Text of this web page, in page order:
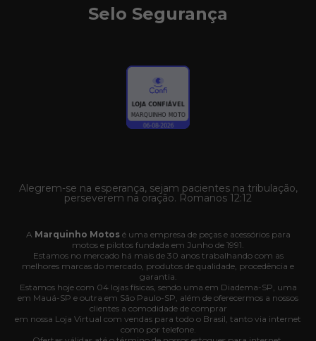
Selo Segurança
Alegrem-se na esperança, sejam pacientes na tribulação,
perseverem na oração. Romanos 12:12
A Marquinho Motosé uma empresa de peças e acessórios para
motos e pilotos fundada em Junho de 1991.
Estamos no mercado há mais de 30 anos trabalhando com as
melhores marcas do mercado, produtos de qualidade, procedência e
garantia.
Estamos hoje com 04 lojas físicas, sendo uma em Diadema-SP, uma
em Mauá-SP e outra em São Paulo-SP, além de oferecermos a nossos
clientes a comodidade de comprar
em nossa Loja Virtual com vendas para todo o Brasil, tanto via internet
como por telefone.